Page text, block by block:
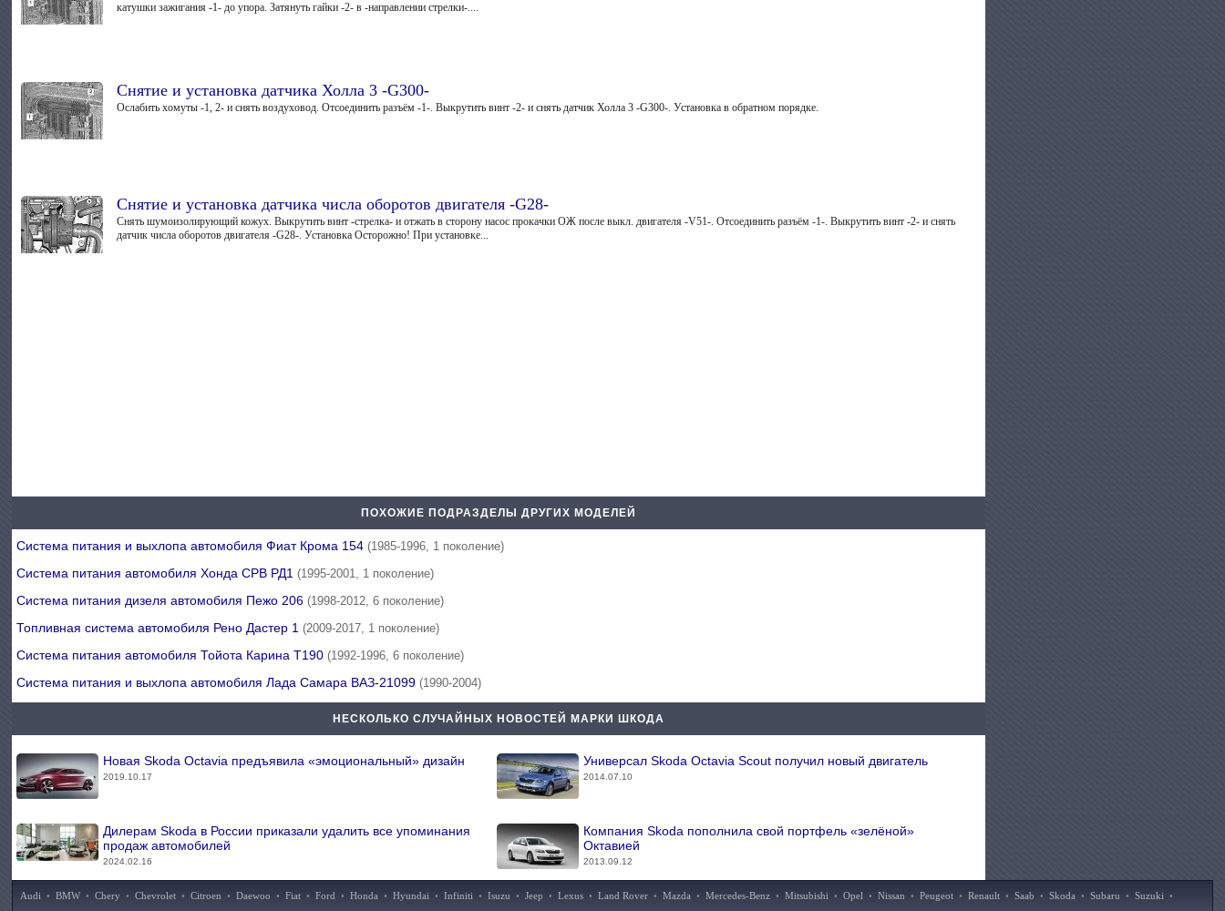
катушки зажигания -1- до упора. Затянуть гайки -2- в -направлении стрелки-....
Снятие и установка датчика Холла 3 -G300-
Ослабить хомуты -1, 2- и снять воздуховод. Отсоединить разъём -1-. Выкрутить винт -2- и снять датчик Холла 3 -G300-. Установка в обратном порядке.
Снятие и установка датчика числа оборотов двигателя -G28-
Снять шумоизолирующий кожух. Выкрутить винт -стрелка- и отжать в сторону насос прокачки ОЖ после выкл. двигателя -V51-. Отсоединить разъём -1-. Выкрутить винт -2- и снять
датчик числа оборотов двигателя -G28-. Установка Осторожно! При установке...
ПОХОЖИЕ ПОДРАЗДЕЛЫ ДРУГИХ МОДЕЛЕЙ
Система питания и выхлопа автомобиля Фиат Крома 154(1985-1996, 1 поколение)
Система питания автомобиля Хонда СРВ РД1(1995-2001, 1 поколение)
Система питания дизеля автомобиля Пежо 206(1998-2012, 6 поколение)
Топливная система автомобиля Рено Дастер 1(2009-2017, 1 поколение)
Система питания автомобиля Тойота Карина Т190(1992-1996, 6 поколение)
Система питания и выхлопа автомобиля Лада Самара ВАЗ-21099(1990-2004)
НЕСКОЛЬКО СЛУЧАЙНЫХ НОВОСТЕЙ МАРКИ ШКОДА
Новая Skoda Octavia предъявила «эмоциональный» дизайн
2019.10.17
Универсал Skoda Octavia Scout получил новый двигатель
2014.07.10
Дилерам Skoda в России приказали удалить все упоминания
продаж автомобилей
2024.02.16
Компания Skoda пополнила свой портфель «зелёной»
Октавией
2013.09.12
Audi • BMW • Chery • Chevrolet • Citroen • Daewoo • Fiat • Ford • Honda • Hyundai • Infiniti • Isuzu • Jeep • Lexus • Land Rover • Mazda • Mercedes-Benz • Mitsubishi • Opel • Nissan • Peugeot • Renault • Saab • Skoda • Subaru • Suzuki •